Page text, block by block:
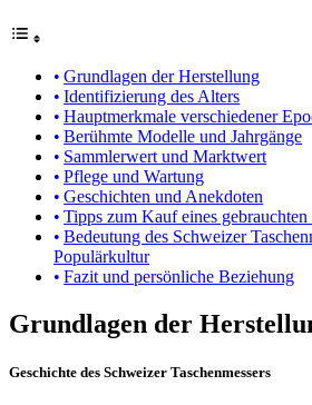
Grundlagen der Herstellung
Identifizierung des Alters
Hauptmerkmale verschiedener
Berühmte Modelle und Jahrgänge
Sammlerwert und Marktwert
Pflege und Wartung
Geschichten und Anekdoten
Tipps zum Kauf eines gebrauchten
Bedeutung des Schweizer
Populärkultur
Fazit und persönliche Beziehung
Grundlagen der
Geschichte des Schweizer Taschenmessers